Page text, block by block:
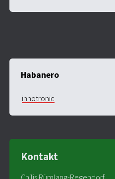
Habanero
innotronic
Kontakt
Chilis Rümlang-Regendorf